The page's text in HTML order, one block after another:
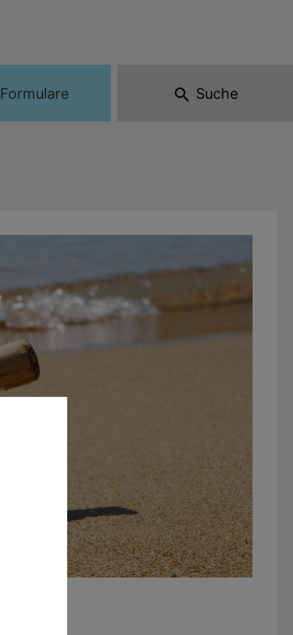
Formulare search Suche